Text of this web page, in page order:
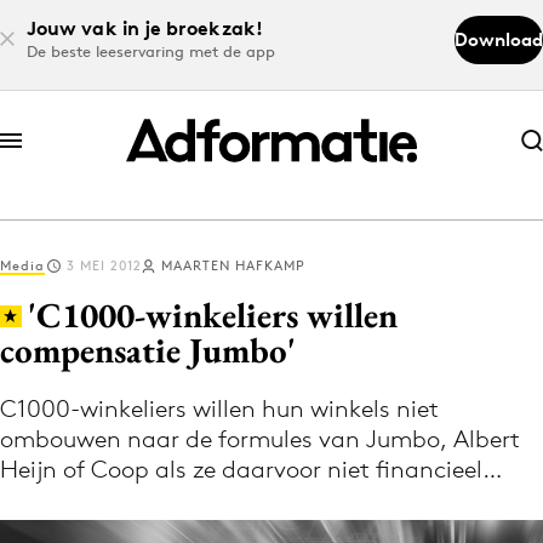
Jouw vak in je broekzak!
De beste leeservaring met de app
Download
Abonneer nu
Abonneer nu
Log in
Volg het laatste nieuws via de Adformatie
Nieuws app
Media 3 MEI 2012 MAARTEN HAFKAMP
'C1000-winkeliers willen
compensatie Jumbo'
C1000-winkeliers willen hun winkels niet
ombouwen naar de formules van Jumbo, Albert
Heijn of Coop als ze daarvoor niet financieel…